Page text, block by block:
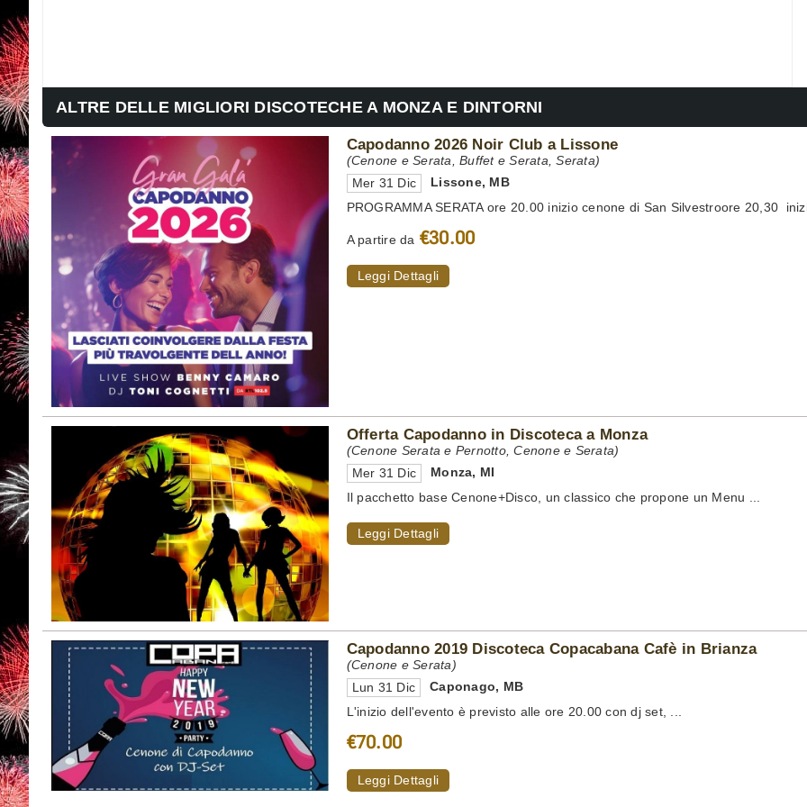
ALTRE DELLE MIGLIORI DISCOTECHE A MONZA E DINTORNI
Capodanno 2026 Noir Club a Lissone
(Cenone e Serata, Buffet e Serata, Serata)
Mer 31 Dic
Lissone, MB
PROGRAMMA SERATA ore 20.00 inizio cenone di San Silvestroore 20,30
A partire da €30.00
Leggi Dettagli
Offerta Capodanno in Discoteca a Monza
(Cenone Serata e Pernotto, Cenone e Serata)
Mer 31 Dic
Monza, MI
Il pacchetto base Cenone+Disco, un classico che propone un Menu ...
Leggi Dettagli
Capodanno 2019 Discoteca Copacabana Cafè in Brianza
(Cenone e Serata)
Lun 31 Dic
Caponago, MB
L'inizio dell'evento è previsto alle ore 20.00 con dj set, ...
€70.00
Leggi Dettagli